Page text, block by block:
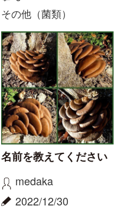
ウジ
こかけだし
09/04
ウジ